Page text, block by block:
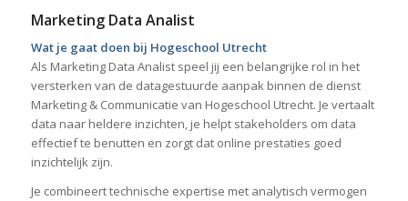
Marketing Data Analist
Wat je gaat doen bij Hogeschool Utrecht
Als Marketing Data Analist speel jij een belangrijke rol in het
versterken van de datagestuurde aanpak binnen de dienst
Marketing & Communicatie van Hogeschool Utrecht. Je vertaalt
data naar heldere inzichten, je helpt stakeholders om data
effectief te benutten en zorgt dat online prestaties goed
inzichtelijk zijn.
Je combineert technische expertise met analytisch vermogen